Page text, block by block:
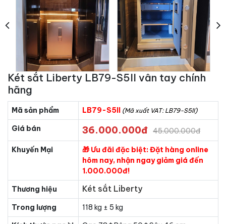
Két sắt Liberty LB79-S5II vân tay chính
hãng
Mã sản phẩm LB79-S5II (Mã xuất VAT: LB79-S5II)
Giá bán 36.000.000đ 45.000.000đ
Khuyến Mại
🎁 Ưu đãi đặc biệt: Đặt hàng online
hôm nay, nhận ngay giảm giá đến
1.000.000đ!
Thương hiệu
Két sắt Liberty
Trong lượng
118 kg ± 5 kg